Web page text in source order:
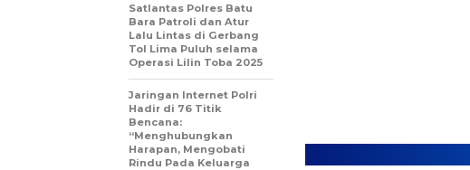
Satlantas Polres Batu
Bara Patroli dan Atur
Lalu Lintas di Gerbang
Tol Lima Puluh selama
Operasi Lilin Toba 2025
‎Jaringan Internet Polri
Hadir di 76 Titik
Bencana:
“Menghubungkan
Harapan, Mengobati
Rindu Pada Keluarga